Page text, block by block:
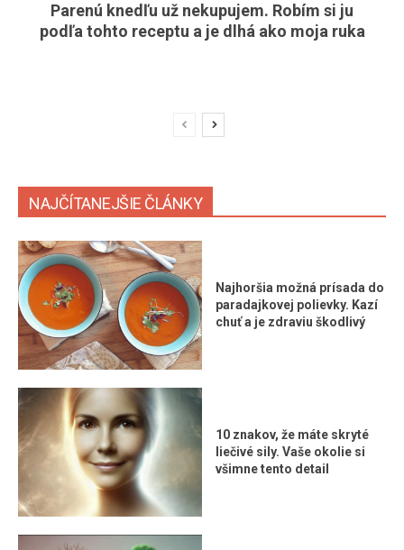
Parenú knedľu už nekupujem. Robím si ju
podľa tohto receptu a je dlhá ako moja ruka
NAJČÍTANEJŠIE ČLÁNKY
Najhoršia možná prísada do
paradajkovej polievky. Kazí
chuť a je zdraviu škodlivý
10 znakov, že máte skryté
liečivé sily. Vaše okolie si
všimne tento detail